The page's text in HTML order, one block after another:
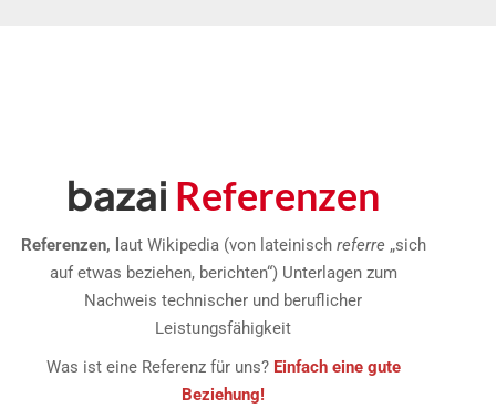
bazai Referenzen
Referenzen, l aut Wikipedia (von lateinisch referre „sich
auf etwas beziehen, berichten“) Unterlagen zum
Nachweis technischer und beruflicher
Leistungsfähigkeit
Was ist eine Referenz für uns? Einfach eine gute
Beziehung!